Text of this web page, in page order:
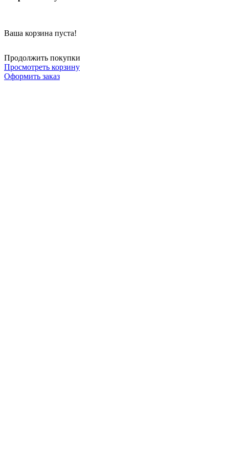
Ваша корзина пуста!
Продолжить покупки
Просмотреть корзину
Оформить заказ